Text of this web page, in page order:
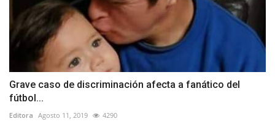
Grave caso de discriminación afecta a fanático del
fútbol...
Editora Agosto 11, 2019 4290